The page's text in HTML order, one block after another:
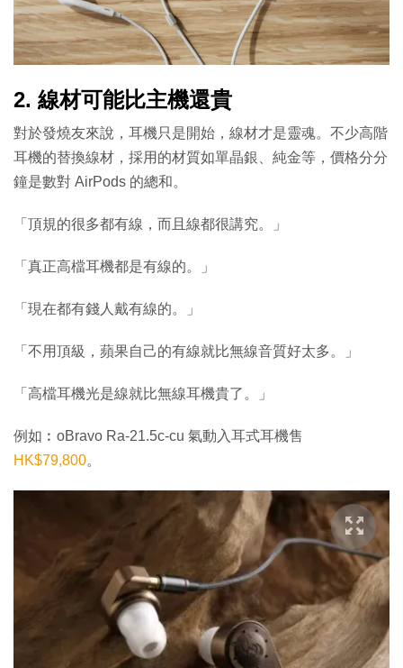
2. 線材可能比主機還貴
對於發燒友來說，耳機只是開始，線材才是靈魂。不少高階
耳機的替換線材，採用的材質如單晶銀、純金等，價格分分
鐘是數對 AirPods 的總和。
「頂規的很多都有線，而且線都很講究。」
「真正高檔耳機都是有線的。」
「現在都有錢人戴有線的。」
「不用頂級，蘋果自己的有線就比無線音質好太多。」
「高檔耳機光是線就比無線耳機貴了。」
例如︰oBravo Ra-21.5c-cu 氣動入耳式耳機售
HK$79,800。